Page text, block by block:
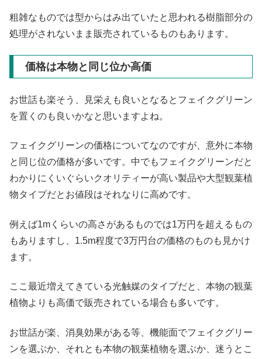
粗雑なものでは型からはみ出ていたと思われる樹脂部分の
処理がされないまま販売されているものもあります。
価格は本物と同じ位か高価
お世話も楽そう、見栄えも良いとなるとフェイクグリーン
を置くのも良いかなと思いますよね。
フェイクグリーンの価格についてなのですが、意外に本物
と同じ位の価格が多いです。中でもフェイクグリーンだと
わかりにくいぐらいクオリティーが高い製品や大型観葉植
物タイプだとお値段はそれなりに高めです。
例えば1mくらいの高さがあるものでは1万円を超えるもの
もありますし、1.5m程度で3万円台の価格のものも見かけ
ます。
ここ最近増えてきている光触媒のタイプだと、本物の観葉
植物よりも高価で販売されている場合も多いです。
お世話が楽、消臭効果がある等、機能面でフェイクグリー
ンを選ぶか、それとも本物の観葉植物を選ぶか、迷うとこ